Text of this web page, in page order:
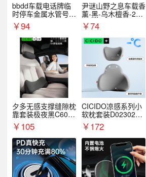
bbdd车载电话牌临
时停车金属水管号码
牌可隐藏创意趣味
￥94
尹谜山野之息车载香
薰-黑-乌木檀香-200
g￥74
夕多无感支撑缝隙枕
靠套装极夜黑C6003
+C6004
￥105
CICIDO凉感系列小
软枕套装D023021+
D033031
￥172